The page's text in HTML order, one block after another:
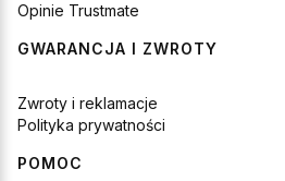
Opinie Trustmate
GWARANCJA I ZWROTY
Zwroty i reklamacje
Polityka prywatności
POMOC